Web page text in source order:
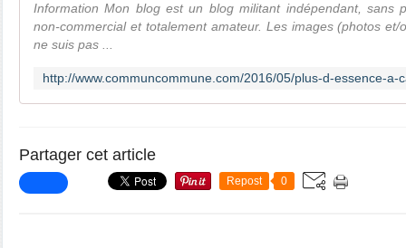
Information Mon blog est un blog militant indépendant, sans
non-commercial et totalement amateur. Les images (photos
ne suis pas ...
Partager cet article
Repost 0